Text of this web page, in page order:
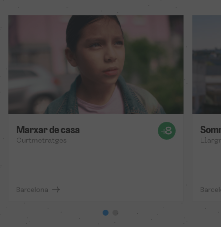
Marxar de casa
Curtmetratges
Barcelona